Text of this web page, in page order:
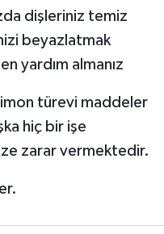
dişleriniz temiz
beyazlatmak
yardım almanız
türevi maddeler
hiç bir işe
zarar vermektedir.